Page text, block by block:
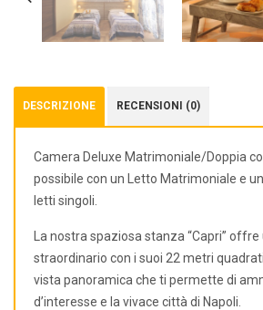
DESCRIZIONE RECENSIONI (0)
Camera Deluxe Matrimoniale/Doppia
possibile con un Letto Matrimoniale e
letti singoli.
La nostra spaziosa stanza “Capri”
straordinario con i suoi 22 metri
vista panoramica che ti permette di
d’interesse e la vivace città di Napoli.